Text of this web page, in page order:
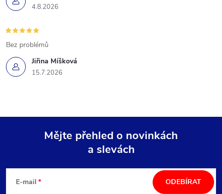
4.8.2026
Jiřina Míšková
15.7.2026
Bez problémů
Mějte přehled o novinkách
a slevách
E-mail ODEBÍRAT